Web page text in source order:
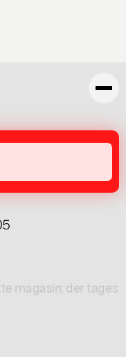
magasin; der tages